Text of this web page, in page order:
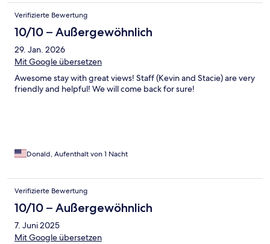
Verifizierte Bewertung
10/10 – Außergewöhnlich
29. Jan. 2026
Mit Google übersetzen
Awesome stay with great views! Staff (Kevin and Stacie) are very
friendly and helpful! We will come back for sure!
Donald, Aufenthalt von 1 Nacht
Verifizierte Bewertung
10/10 – Außergewöhnlich
7. Juni 2025
Mit Google übersetzen